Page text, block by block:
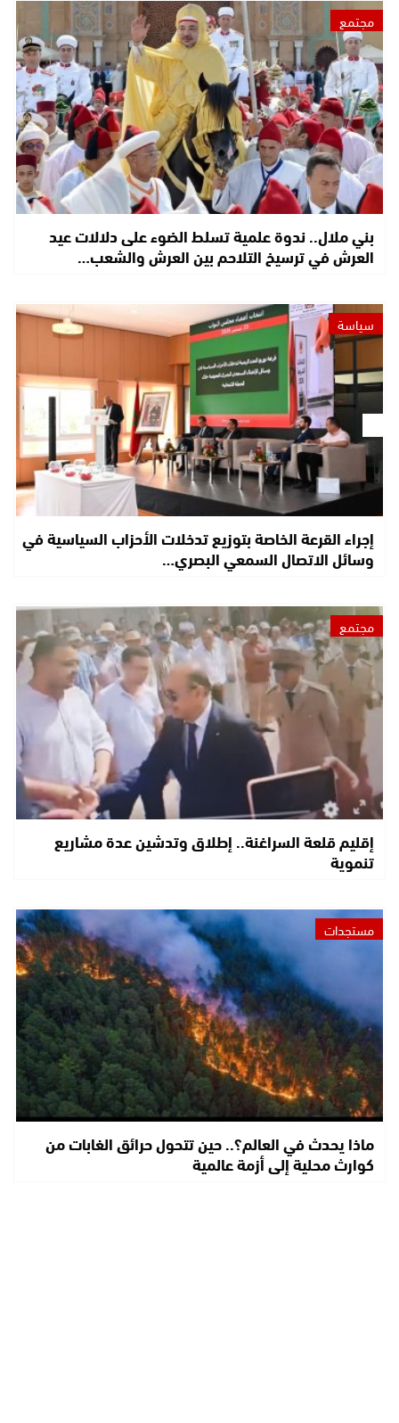
مجتمع
بني ملال.. ندوة علمية تسلط الضوء على دلالات عيد
العرش في ترسيخ التلاحم بين العرش والشعب…
سياسة
إجراء القرعة الخاصة بتوزيع تدخلات الأحزاب السياسية في
وسائل الاتصال السمعي البصري…
مجتمع
إقليم قلعة السراغنة.. إطلاق وتدشين عدة مشاريع
تنموية
مستجدات
ماذا يحدث في العالم؟.. حين تتحول حرائق الغابات من
كوارث محلية إلى أزمة عالمية